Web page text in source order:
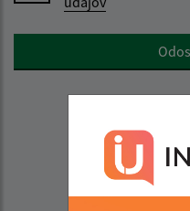
Google reCaptcha Response
Deň
Pondelok